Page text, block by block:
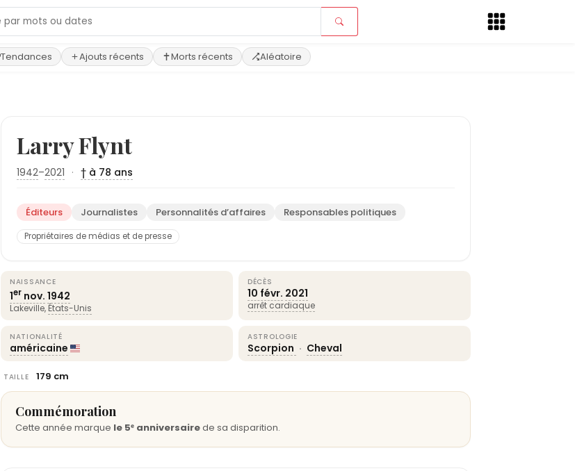
Tendances Ajouts récents Morts récents Aléatoire
Larry Flynt
1942–2021 · † à 78 ans
Éditeurs Journalistes Personnalités d’affaires Responsables politiques
Propriétaires de médias et de presse
NAISSANCE
1er nov. 1942
Lakeville, États-Unis
DÉCÈS
10 févr. 2021
arrêt cardiaque
NATIONALITÉ
américaine
ASTROLOGIE
Scorpion · Cheval
TAILLE 179 cm
Commémoration
Cette année marque le 5ᵉ anniversairede sa disparition.